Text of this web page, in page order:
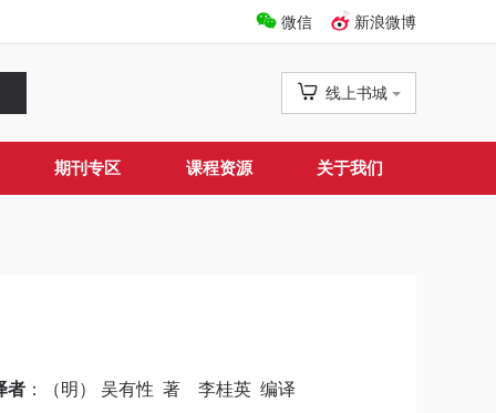
新浪微博
微信
线上书城
期刊专区 课程资源 关于我们
者：（明） 吴有性 著 李桂英 编译